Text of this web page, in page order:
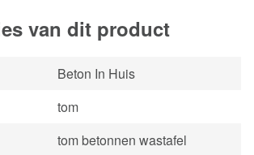
van dit product
Beton In Huis
tom
tom betonnen wastafel